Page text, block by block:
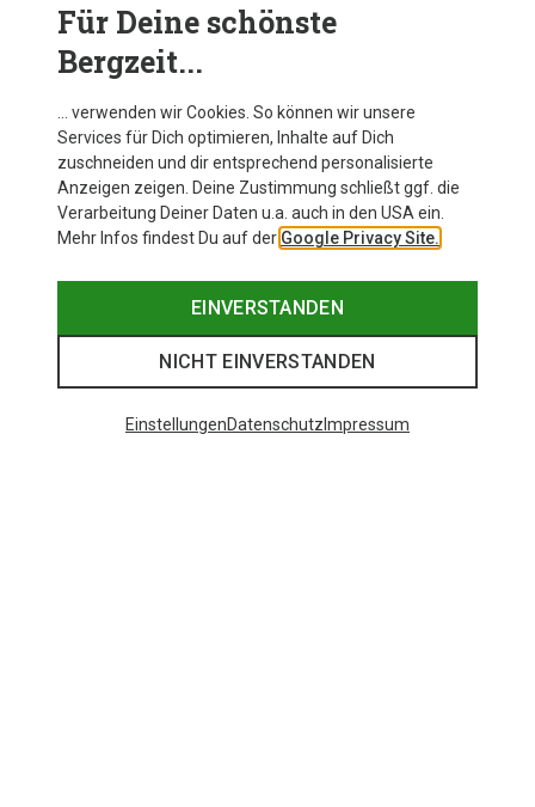
AV-Karte 0/15 Khan Tengri
Kompass Verlag
WK 820 Bonn, Ahrtal
11,99 €
Für Deine schönste
Bergzeit...
… verwenden wir Cookies. So können wir unsere
Services für Dich optimieren, Inhalte auf Dich
zuschneiden und dir entsprechend personalisierte
Anzeigen zeigen. Deine Zustimmung schließt ggf. die
Verarbeitung Deiner Daten u.a. auch in den USA ein.
Mehr Infos findest Du auf der Google Privacy Site.
EINVERSTANDEN
NICHT EINVERSTANDEN
EinstellungenDatenschutz Impressum